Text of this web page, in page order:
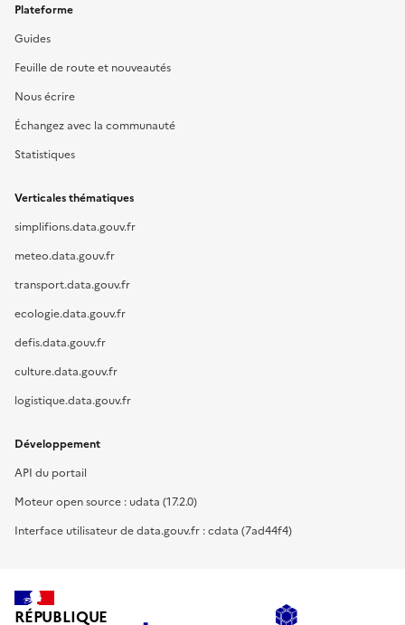
Plateforme
Guides
Feuille de route et nouveautés
Nous écrire
Échangez avec la communauté
Statistiques
Verticales thématiques
simplifions.data.gouv.fr
meteo.data.gouv.fr
transport.data.gouv.fr
ecologie.data.gouv.fr
defis.data.gouv.fr
culture.data.gouv.fr
logistique.data.gouv.fr
Développement
API du portail
Moteur open source : udata (17.2.0)
Interface utilisateur de data.gouv.fr : cdata (7ad44f4)
RÉPUBLIQUE